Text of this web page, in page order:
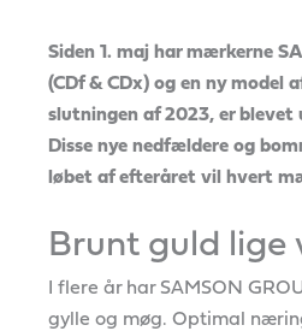
Siden 1. maj har mærkerne
(CDf & CDx) og en ny model
slutningen af 2023, er blevet
Disse nye nedfældere og
løbet af efteråret vil hvert
Brunt guld lige
I flere år har SAMSON
gylle og møg. Optimal